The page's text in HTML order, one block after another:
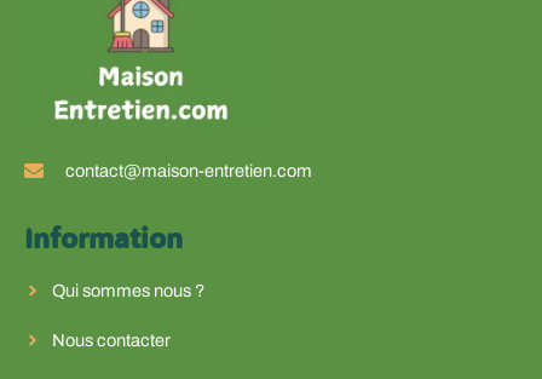
contact@maison-entretien.com
Information
Qui sommes nous ?
Nous contacter